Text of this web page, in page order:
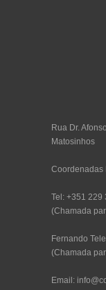
Rua Dr.
Matosinhos
Coordenadas
Tel: +351 229
(Chamada
Fernando
(Chamada
Email: